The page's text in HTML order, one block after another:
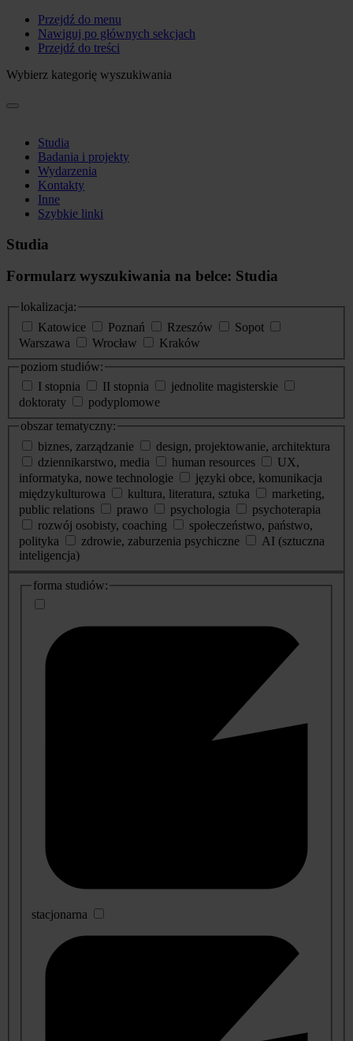
Przejdź do menu
Nawiguj po głównych sekcjach
Przejdź do treści
Wybierz kategorię wyszukiwania
Studia
Badania i projekty
Wydarzenia
Kontakty
Inne
Szybkie linki
Studia
Formularz wyszukiwania na belce: Studia
lokalizacja:
Katowice
Poznań Rzeszów
Sopot
Warszawa
Wrocław
Kraków
poziom studiów:
I stopnia
II stopnia
jednolite magisterskie
doktoraty
podyplomowe
obszar tematyczny:
biznes, zarządzanie
design, projektowanie, architektura
dziennikarstwo, media
human resources
UX,
informatyka, nowe technologie
języki obce, komunikacja
międzykulturowa
kultura, literatura, sztuka
marketing,
public relations
prawo psychologia
psychoterapia
rozwój osobisty, coaching
społeczeństwo, państwo,
polityka
zdrowie, zaburzenia psychiczne
AI (sztuczna
inteligencja)
dodatkowe
informacje
forma studiów:
stacjonarna